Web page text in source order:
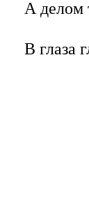
А делом
В глаза